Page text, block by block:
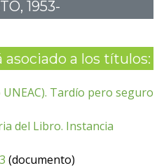
1953-
a los títulos:
Tardío pero seguro
del Libro. Instancia
(documento)